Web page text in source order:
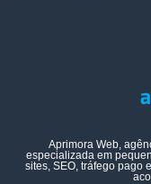
Aprimora Web,
especializada em
sites, SEO, tráfego pago